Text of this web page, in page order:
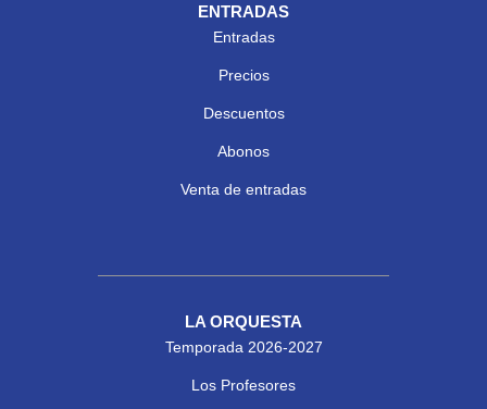
ENTRADAS
Entradas
Precios
Descuentos
Abonos
Venta de entradas
LA ORQUESTA
Temporada 2026-2027
Los Profesores